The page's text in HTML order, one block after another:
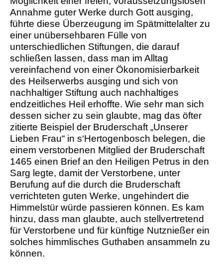
Annahme guter Werke durch Gott ausging,
führte diese Überzeugung im Spätmittelalter zu
einer unübersehbaren Fülle von
unterschiedlichen Stiftungen, die darauf
schließen lassen, dass man im Alltag
vereinfachend von einer Ökonomisierbarkeit
des Heilserwerbs ausging und sich von
nachhaltiger Stiftung auch nachhaltiges
endzeitliches Heil erhoffte. Wie sehr man sich
dessen sicher zu sein glaubte, mag das öfter
zitierte Beispiel der Bruderschaft „Unserer
Lieben Frau“ in s‘Hertogenbosch belegen, die
einem verstorbenen Mitglied der Bruderschaft
1465 einen Brief an den Heiligen Petrus in den
Sarg legte, damit der Verstorbene, unter
Berufung auf die durch die Bruderschaft
verrichteten guten Werke, ungehindert die
Himmelstür würde passieren können. Es kam
hinzu, dass man glaubte, auch stellvertretend
für Verstorbene und für künftige Nutznießer ein
solches himmlisches Guthaben ansammeln zu
können.